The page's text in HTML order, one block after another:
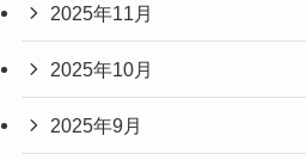
2025年11月
2025年10月
2025年9月